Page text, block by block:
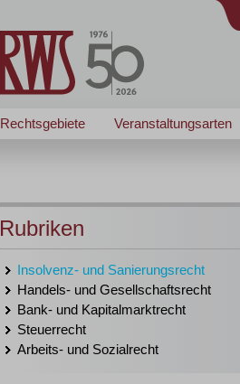
Rechtsgebiete Veranstaltungsarten
Rubriken
Insolvenz- und Sanierungsrecht
Handels- und Gesellschaftsrecht
Bank- und Kapitalmarktrecht
Steuerrecht
Arbeits- und Sozialrecht